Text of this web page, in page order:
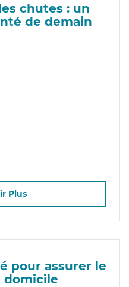
chutes : un
de demain
Plus
pour assurer le
domicile